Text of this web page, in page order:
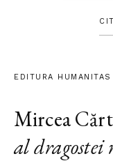
EDITURA HUMANITAS
Mircea
al dragostei